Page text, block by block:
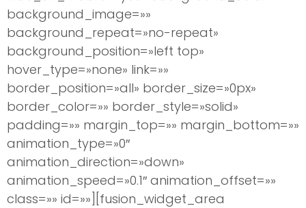
background_image=»»
background_repeat=»no-repeat»
background_position=»left top»
hover_type=»none» link=»»
border_position=»all» border_size=»0px»
border_color=»» border_style=»solid»
padding=»» margin_top=»» margin_bottom=»»
animation_type=»0″
animation_direction=»down»
animation_speed=»0.1″ animation_offset=»»
class=»» id=»»][fusion_widget_area